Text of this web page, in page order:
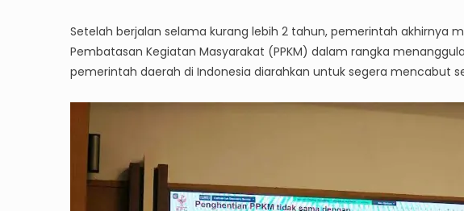
Setelah berjalan selama kurang lebih 2 tahun, pemerintah akhirnya
Pembatasan Kegiatan Masyarakat (PPKM) dalam rangka
pemerintah daerah di Indonesia diarahkan untuk segera mencabut